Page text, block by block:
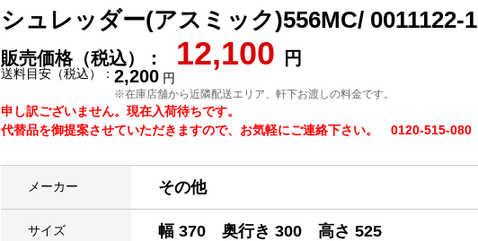
シュレッダー(アスミック)556MC/ 0011122-1
販売価格（税込）： 12,100 円
送料目安（税込）： 2,200 円
※在庫店舗から近隣配送エリア、軒下お渡しの料金です。
申し訳ございません。現在入荷待ちです。
代替品を御提案させていただきますので、お気軽にご連絡下さい。 0120-515-080
メーカー その他
サイズ 幅 370 奥行き 300 高さ 525